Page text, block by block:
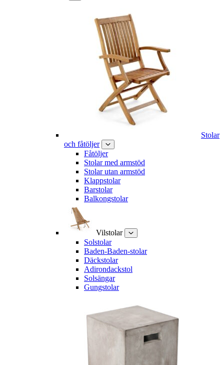
Stolar
och fåtöljer
Fåtöljer
Stolar med armstöd
Stolar utan armstöd
Klappstolar
Barstolar
Balkongstolar
Vilstolar
Solstolar
Baden-Baden-stolar
Däckstolar
Adirondackstol
Solsängar
Gungstolar